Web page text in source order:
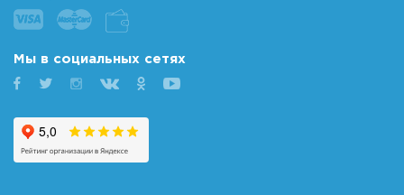
Мы в социальных сетях